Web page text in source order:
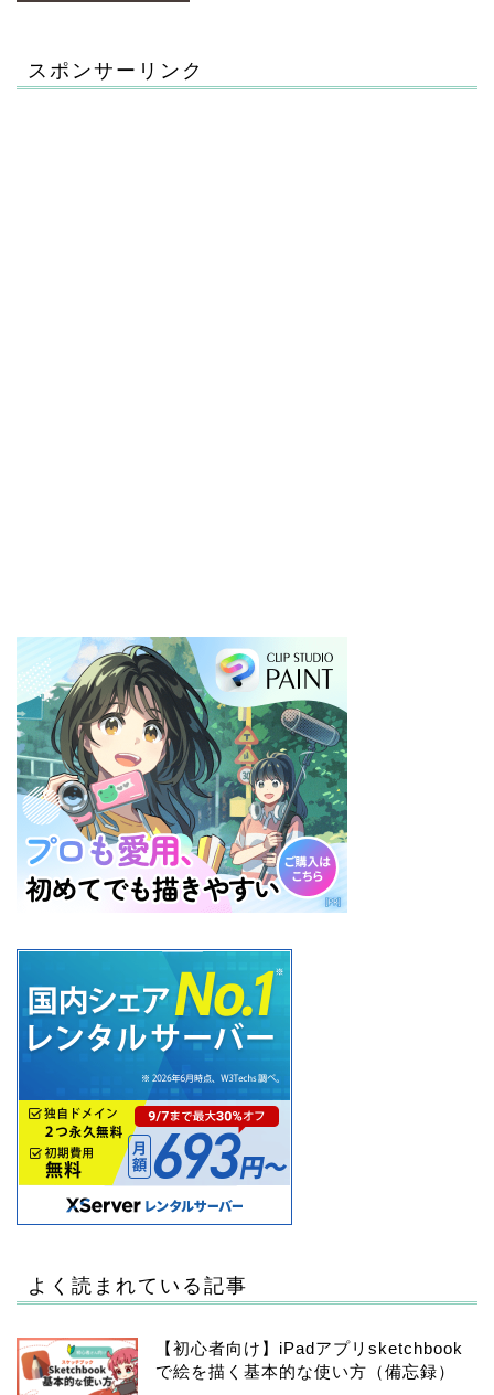
スポンサーリンク
よく読まれている記事
【初心者向け】iPadアプリsketchbook
で絵を描く基本的な使い方（備忘録）